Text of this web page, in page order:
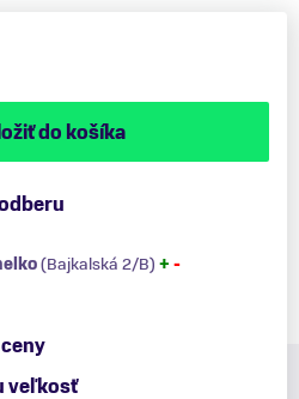
do košíka
(Bajkalská 2/B) + -
veľkosť